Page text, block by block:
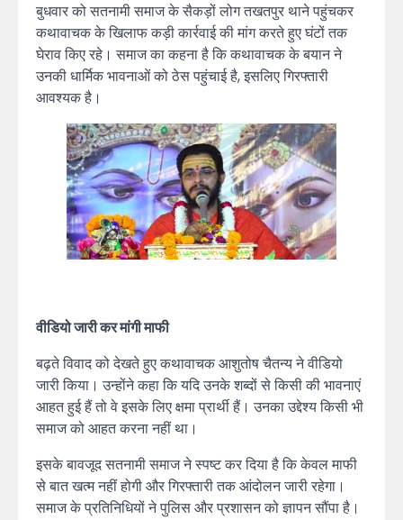
बुधवार को सतनामी समाज के सैकड़ों लोग तखतपुर थाने पहुंचकर
कथावाचक के खिलाफ कड़ी कार्रवाई की मांग करते हुए घंटों तक
घेराव किए रहे। समाज का कहना है कि कथावाचक के बयान ने
उनकी धार्मिक भावनाओं को ठेस पहुंचाई है, इसलिए गिरफ्तारी
आवश्यक है।
वीडियो जारी कर मांगी माफी
बढ़ते विवाद को देखते हुए कथावाचक आशुतोष चैतन्य ने वीडियो
जारी किया। उन्होंने कहा कि यदि उनके शब्दों से किसी की भावनाएं
आहत हुई हैं तो वे इसके लिए क्षमा प्रार्थी हैं। उनका उद्देश्य किसी भी
समाज को आहत करना नहीं था।
इसके बावजूद सतनामी समाज ने स्पष्ट कर दिया है कि केवल माफी
से बात खत्म नहीं होगी और गिरफ्तारी तक आंदोलन जारी रहेगा।
समाज के प्रतिनिधियों ने पुलिस और प्रशासन को ज्ञापन सौंपा है।